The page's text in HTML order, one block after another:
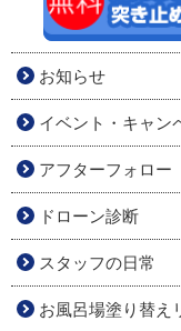
お知らせ
イベント・キャン
アフターフォロー
ドローン診断
スタッフの日常
お風呂場塗り替え